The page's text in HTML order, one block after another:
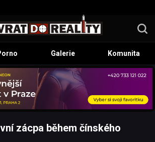
Galerie Komunita
zácpa během čínského